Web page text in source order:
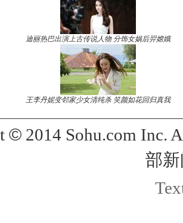
迪丽热巴出演上古传说人物 分饰女娲后羿嫦娥
王李丹妮变邻家少女清纯杀 笑颜如花回归真我
©2014 Sohu.com Inc.
部